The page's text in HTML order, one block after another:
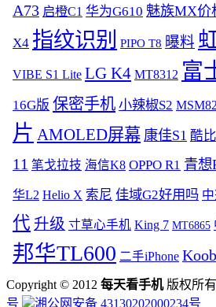
A73 启橙C1 华为G610 魅族MX价
X4 指纹识别 PIPO T8 曝料
VIBE S1 Lite LG K4 MT8312 富
16G版 保密手机 小辣椒S2
片 AMOLED屏幕 康佳S1 酷
11 笔戈拉技 海信K8 OPPO R1 青想
华L2 Helio X 索尼 佳域G2好用吗
代 升级 寸草心手机 King 7 MT6865
邦华TL600 二手iPhone
Copyright © 2012 每天看手机版权所有
号
湘公网安备 43130202000234号